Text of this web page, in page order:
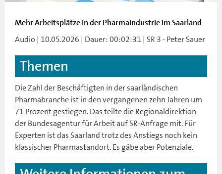
Mehr Arbeitsplätze in der Pharmaindustrie im Saarland
Audio | 10.05.2026 | Dauer: 00:02:31 | SR 3 - Peter Sauer
Themen
Die Zahl der Beschäftigten in der saarländischen
Pharmabranche ist in den vergangenen zehn Jahren um
71 Prozent gestiegen. Das teilte die Regionaldirektion
der Bundesagentur für Arbeit auf SR-Anfrage mit. Für
Experten ist das Saarland trotz des Anstiegs noch kein
klassischer Pharmastandort. Es gäbe aber Potenziale.